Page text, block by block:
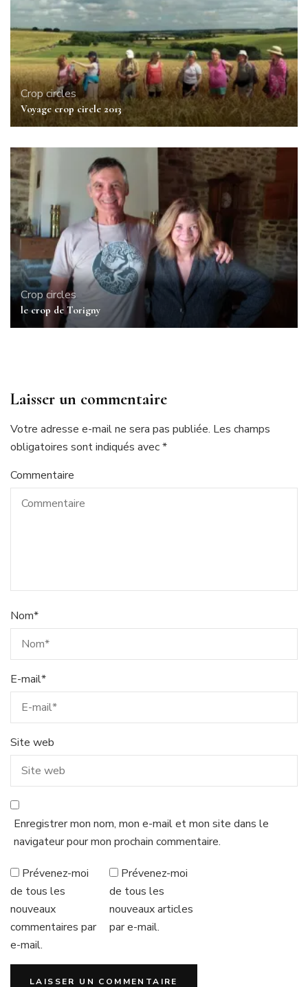
Crop circles
Voyage crop circle 2013
Crop circles
le crop de Torigny
Laisser un commentaire
Votre adresse e-mail ne sera pas publiée. Les champs
obligatoires sont indiqués avec*
Commentaire
Nom*
E-mail*
Site web
Enregistrer mon nom, mon e-mail et mon site dans le
navigateur pour mon prochain commentaire.
Prévenez-moi
de tous les
nouveaux
commentaires par
e-mail.
Prévenez-moi
de tous les
nouveaux articles
par e-mail.